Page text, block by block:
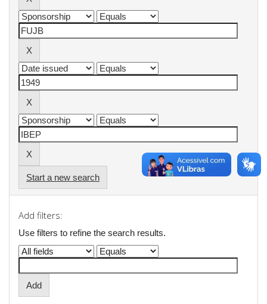
Start a new search
Add filters:
Use filters to refine the search results.